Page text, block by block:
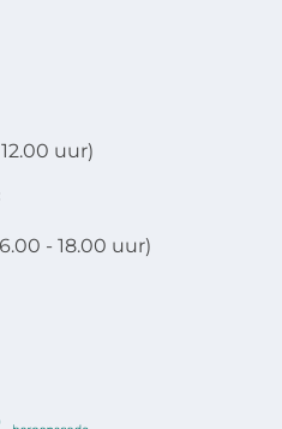
uur)
- 18.00 uur)